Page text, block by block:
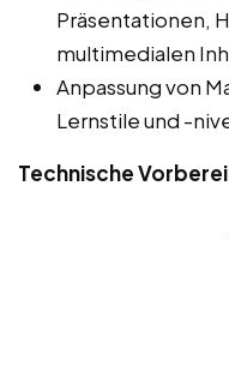
Präsentationen,
multimedialen
Anpassung von
Lernstile und -
Technische